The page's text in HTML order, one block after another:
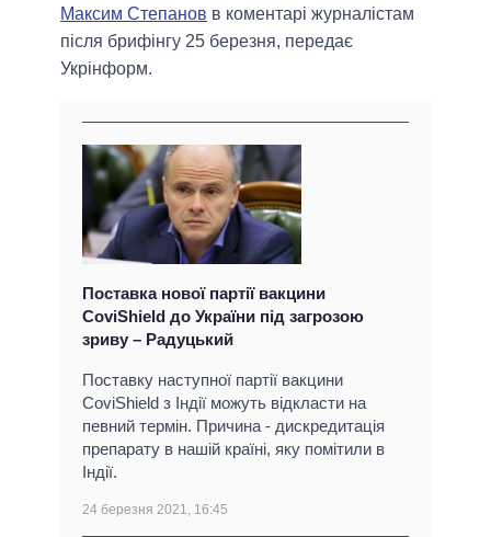
Максим Степанов в коментарі журналістам
після брифінгу 25 березня, передає
Укрінформ.
Поставка нової партії вакцини
CoviShield до України під загрозою
зриву – Радуцький
Поставку наступної партії вакцини
CoviShield з Індії можуть відкласти на
певний термін. Причина - дискредитація
препарату в нашій країні, яку помітили в
Індії.
24 березня 2021, 16:45